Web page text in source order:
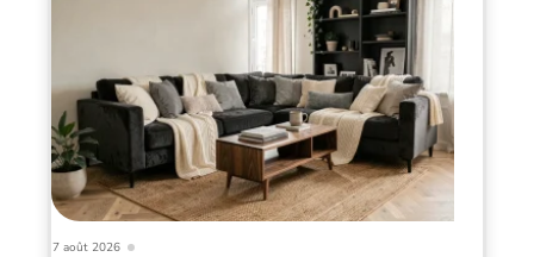
7 août 2026